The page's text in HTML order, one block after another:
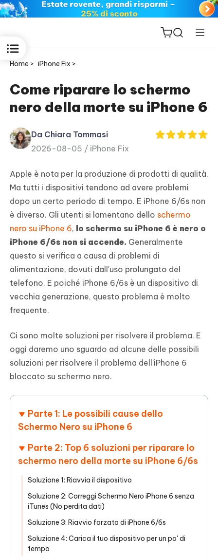
for iOS
PDF
Editor
iAnyGo
Home > iPhone Fix >
Come riparare lo schermo
nero della morte su iPhone 6
Da Chiara Tommasi
2026-08-05 / iPhone Fix
Apple è nota per la produzione di prodotti di qualità.
Ma tutti i dispositivi tendono ad avere problemi
dopo un certo periodo di tempo. E iPhone 6/6s non
è diverso. Gli utenti si lamentano dello schermo
nero su iPhone 6, lo schermo su iPhone 6 è nero o
iPhone 6/6s non si accende. Generalmente
questo si verifica a causa di problemi di
alimentazione, dovuti dall'uso prolungato del
telefono. E poiché iPhone 6/6s è un dispositivo di
vecchia generazione, questo problema è molto
frequente.
Ci sono molte soluzioni per risolvere il problema. E
oggi daremo uno sguardo ad alcune delle possibili
soluzioni per risolvere il problema dell'iPhone 6
bloccato su schermo nero.
Parte 1: Le possibili cause dello
Schermo Nero su iPhone 6
Parte 2: Top 6 soluzioni per riparare lo
schermo nero della morte su iPhone 6/6s
Soluzione 1: Riavvia il dispositivo
Soluzione 2: Correggi Schermo Nero iPhone 6 senza
iTunes (No perdita dati)
Soluzione 3: Riavvio forzato di iPhone 6/6s
Soluzione 4: Carica il tuo dispositivo per un po' di
tempo